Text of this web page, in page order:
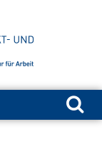
Suchen nach: